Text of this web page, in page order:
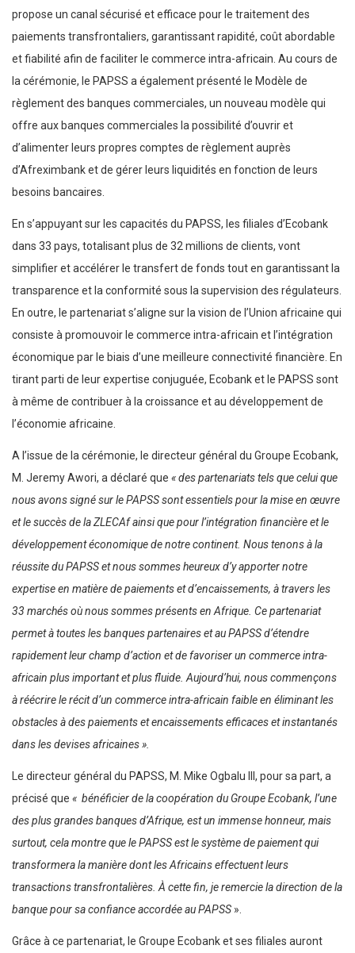
propose un canal sécurisé et efficace pour le traitement des
paiements transfrontaliers, garantissant rapidité, coût abordable
et fiabilité afin de faciliter le commerce intra-africain. Au cours de
la cérémonie, le PAPSS a également présenté le Modèle de
règlement des banques commerciales, un nouveau modèle qui
offre aux banques commerciales la possibilité d’ouvrir et
d’alimenter leurs propres comptes de règlement auprès
d’Afreximbank et de gérer leurs liquidités en fonction de leurs
besoins bancaires.
En s’appuyant sur les capacités du PAPSS, les filiales d’Ecobank
dans 33 pays, totalisant plus de 32 millions de clients, vont
simplifier et accélérer le transfert de fonds tout en garantissant la
transparence et la conformité sous la supervision des régulateurs.
En outre, le partenariat s’aligne sur la vision de l’Union africaine qui
consiste à promouvoir le commerce intra-africain et l’intégration
économique par le biais d’une meilleure connectivité financière. En
tirant parti de leur expertise conjuguée, Ecobank et le PAPSS sont
à même de contribuer à la croissance et au développement de
l’économie africaine.
A l’issue de la cérémonie, le directeur général du Groupe Ecobank,
M. Jeremy Awori, a déclaré que « des partenariats tels que celui que
nous avons signé sur le PAPSS sont essentiels pour la mise en œuvre
et le succès de la ZLECAf ainsi que pour l’intégration financière et le
développement économique de notre continent. Nous tenons à la
réussite du PAPSS et nous sommes heureux d’y apporter notre
expertise en matière de paiements et d’encaissements, à travers les
33 marchés où nous sommes présents en Afrique. Ce partenariat
permet à toutes les banques partenaires et au PAPSS d’étendre
rapidement leur champ d’action et de favoriser un commerce intra-
africain plus important et plus fluide. Aujourd’hui, nous commençons
à réécrire le récit d’un commerce intra-africain faible en éliminant les
obstacles à des paiements et encaissements efficaces et instantanés
dans les devises africaines ».
Le directeur général du PAPSS, M. Mike Ogbalu III, pour sa part, a
précisé que « bénéficier de la coopération du Groupe Ecobank, l’une
des plus grandes banques d’Afrique, est un immense honneur, mais
surtout, cela montre que le PAPSS est le système de paiement qui
transformera la manière dont les Africains effectuent leurs
transactions transfrontalières. À cette fin, je remercie la direction de la
banque pour sa confiance accordée au PAPSS ».
Grâce à ce partenariat, le Groupe Ecobank et ses filiales auront